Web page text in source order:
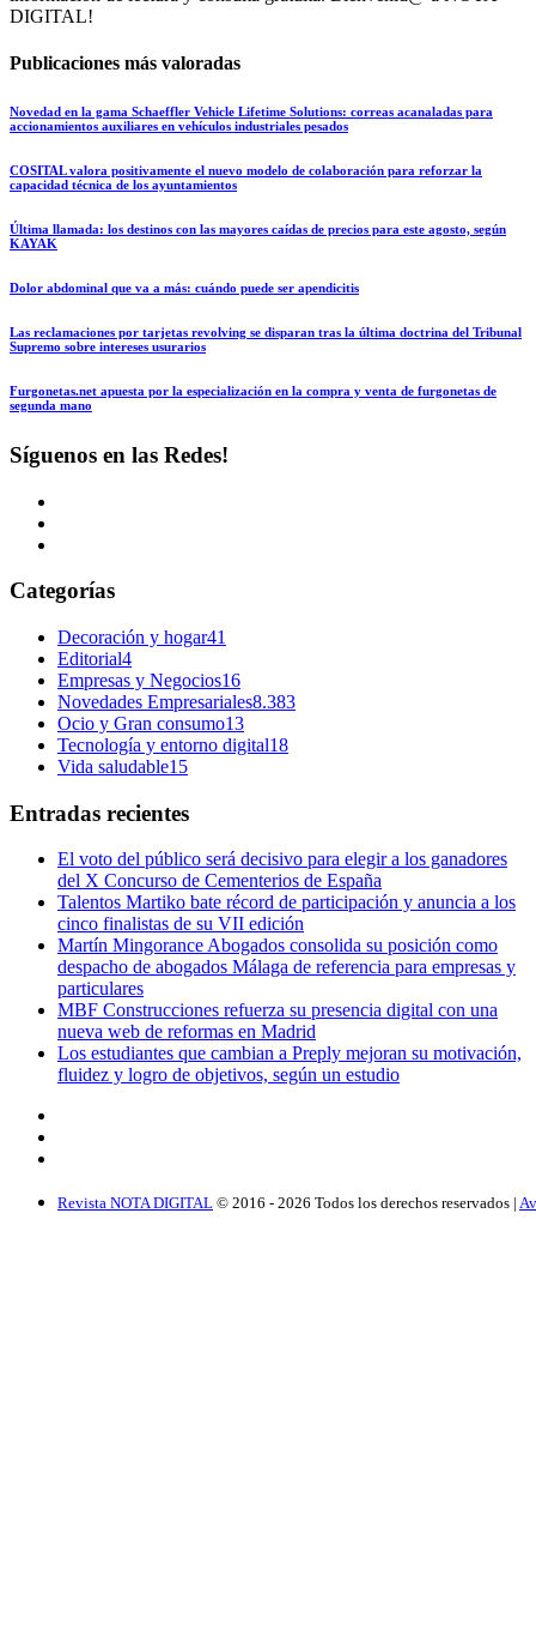
DIGITAL!
Publicaciones más valoradas
Novedad en la gama Schaeffler Vehicle Lifetime Solutions: correas acanaladas para
accionamientos auxiliares en vehículos industriales pesados
COSITAL valora positivamente el nuevo modelo de colaboración para reforzar la
capacidad técnica de los ayuntamientos
Última llamada: los destinos con las mayores caídas de precios para este agosto, según
KAYAK
Dolor abdominal que va a más: cuándo puede ser apendicitis
Las reclamaciones por tarjetas revolving se disparan tras la última doctrina del Tribunal
Supremo sobre intereses usurarios
Furgonetas.net apuesta por la especialización en la compra y venta de furgonetas de
segunda mano
Síguenos en las Redes!
Categorías
Decoración y hogar41
Editorial4
Empresas y Negocios16
Novedades Empresariales8.383
Ocio y Gran consumo13
Tecnología y entorno digital18
Vida saludable15
Entradas recientes
El voto del público será decisivo para elegir a los ganadores
del X Concurso de Cementerios de España
Talentos Martiko bate récord de participación y anuncia a los
cinco finalistas de su VII edición
Martín Mingorance Abogados consolida su posición como
despacho de abogados Málaga de referencia para empresas y
particulares
MBF Construcciones refuerza su presencia digital con una
nueva web de reformas en Madrid
Los estudiantes que cambian a Preply mejoran su motivación,
fluidez y logro de objetivos, según un estudio
Revista NOTA DIGITAL © 2016 - 2026 Todos los derechos reservados |